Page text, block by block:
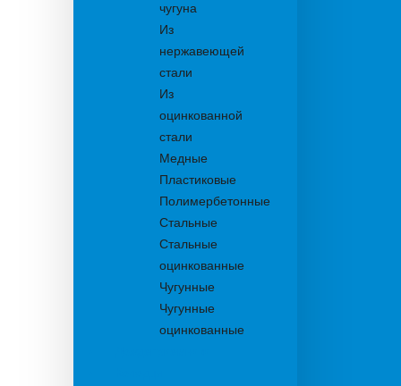
чугуна
Из
нержавеющей
стали
Из
оцинкованной
стали
Медные
Пластиковые
Полимербетонные
Стальные
Стальные
оцинкованные
Чугунные
Чугунные
оцинкованные